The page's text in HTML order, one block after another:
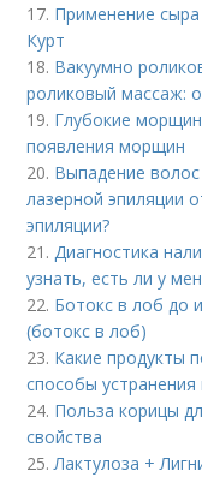
17. Применение
Курт
18. Вакуумно
роликовый массаж:
19. Глубокие
появления морщин
20. Выпадение
лазерной эпиляции
эпиляции?
21.Диагностика
узнать, есть ли у
22. Ботокс в лоб до
(ботокс в лоб)
23. Какие продукты
способы устранения
24. Польза корицы
свойства
25.Лактулоза +